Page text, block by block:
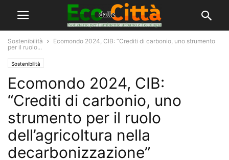
Sostenibilità
Ecomondo 2024, CIB: “Crediti di carbonio, uno strumento
per il ruolo...
Sostenibilità
Ecomondo 2024, CIB:
“Crediti di carbonio, uno
strumento per il ruolo
dell’agricoltura nella
decarbonizzazione”